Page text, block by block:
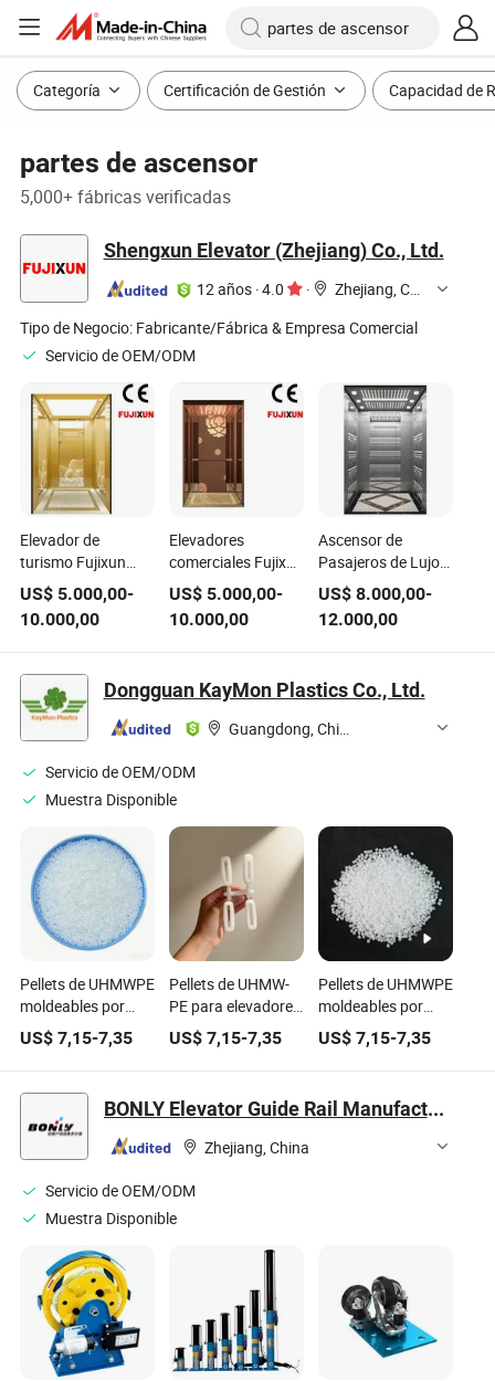
Categoría Certificación de Gestión Capacidad de
partes de ascensor
5,000+ fábricas verificadas
Shengxun Elevator (Zhejiang) Co., Ltd.
12 años ·4.0 ·
Zhejiang, China
Tipo de Negocio: Fabricante/Fábrica & Empresa Comercial
Servicio de OEM/ODM
Elevador de
turismo Fujixun
para edificios
residenciales y
comerciales,
elevador de
pasajeros,
maquinaria de
construcción para
villas, equipo de
elevación, piezas de
elevador
US$ 5.000,00-
10.000,00
Elevadores
comerciales Fujixun
CE Mra Mrl de
mercancías,
elevador para
casas y villas,
panorámico,
elevador de
camillas para
US$ 5.000,00-
10.000,00
Ascensor de
Pasajeros de Lujo
800kg / Piezas de
Ascensor / Cabina
de Elevador
US$ 8.000,00-
12.000,00
Dongguan KayMon Plastics Co., Ltd.
Guangdong, China
Servicio de OEM/ODM
Muestra Disponible
Pellets de UHMWPE
moldeables por
inyección para
piezas de PCB y
ascensores
US$7,15-7,35
Pellets de UHMW-
PE para elevadores,
engranajes de PCB
y piezas resistentes
al desgaste
US$ 7,15-7,35
Pellets de UHMWPE
moldeables por
inyección
duraderos para
piezas de PCB y
US$ 7,15-7,35
BONLY Elevator Guide Rail Manufactury Co., Ltd.
Zhejiang, China
Servicio de OEM/ODM
Muestra Disponible